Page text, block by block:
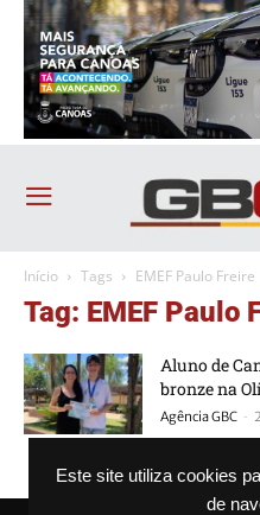
Este site utiliza cookies
de
Início Tags EMEF Paulo Freire
Tag: EMEF Paulo
Aluno de
bronze na
Agência GBC -